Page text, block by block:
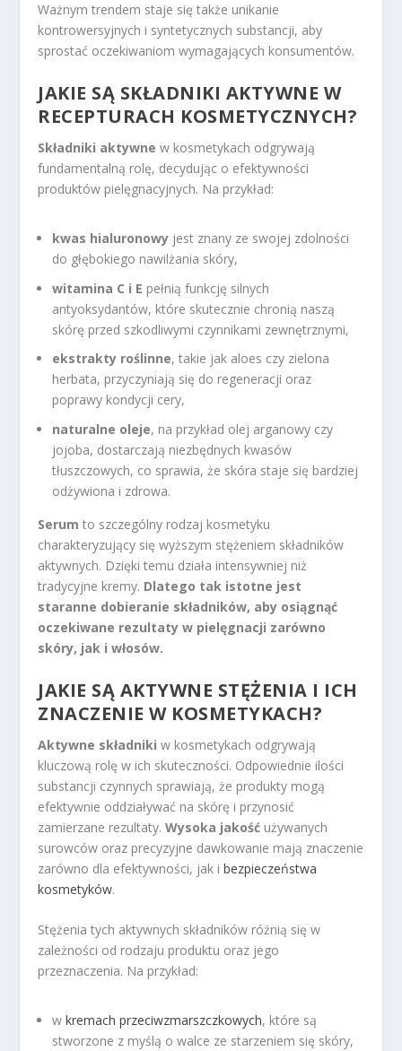
Ważnym trendem staje się także unikanie
kontrowersyjnych i syntetycznych substancji, aby
sprostać oczekiwaniom wymagających konsumentów.
JAKIE SĄ SKŁADNIKI AKTYWNE W
RECEPTURACH KOSMETYCZNYCH?
Składniki aktywne w kosmetykach odgrywają
fundamentalną rolę, decydując o efektywności
produktów pielęgnacyjnych. Na przykład:
kwas hialuronowy jest znany ze swojej zdolności
do głębokiego nawilżania skóry,
witamina C i E pełnią funkcję silnych
antyoksydantów, które skutecznie chronią naszą
skórę przed szkodliwymi czynnikami zewnętrznymi,
ekstrakty roślinne, takie jak aloes czy zielona
herbata, przyczyniają się do regeneracji oraz
poprawy kondycji cery,
naturalne oleje, na przykład olej arganowy czy
jojoba, dostarczają niezbędnych kwasów
tłuszczowych, co sprawia, że skóra staje się bardziej
odżywiona i zdrowa.
Serum to szczególny rodzaj kosmetyku
charakteryzujący się wyższym stężeniem składników
aktywnych. Dzięki temu działa intensywniej niż
tradycyjne kremy. Dlatego tak istotne jest
staranne dobieranie składników, aby osiągnąć
oczekiwane rezultaty w pielęgnacji zarówno
skóry, jak i włosów.
JAKIE SĄ AKTYWNE STĘŻENIA I ICH
ZNACZENIE W KOSMETYKACH?
Aktywne składniki w kosmetykach odgrywają
kluczową rolę w ich skuteczności. Odpowiednie ilości
substancji czynnych sprawiają, że produkty mogą
efektywnie oddziaływać na skórę i przynosić
zamierzane rezultaty.Wysoka jakość używanych
surowców oraz precyzyjne dawkowanie mają znaczenie
zarówno dla efektywności, jak ibezpieczeństwa
kosmetyków.
Stężenia tych aktywnych składników różnią się w
zależności od rodzaju produktu oraz jego
przeznaczenia. Na przykład:
wkremach przeciwzmarszczkowych, które są
stworzone z myślą o walce ze starzeniem się skóry,